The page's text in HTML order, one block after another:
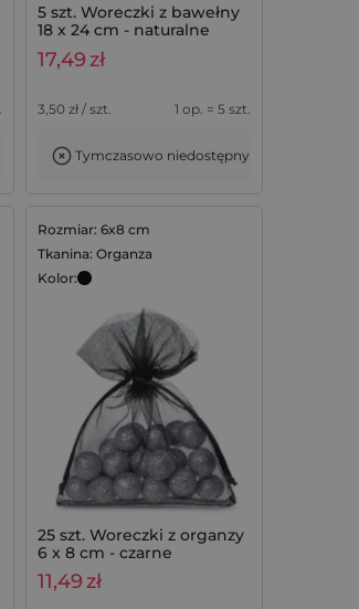
5 szt. Woreczki z bawełny
18 x 24 cm - naturalne
17,49zł
3,50 zł / szt. 1 op. = 5 szt.
Tymczasowo niedostępny
Rozmiar: 6x8 cm
Tkanina: Organza
Kolor:
25 szt. Woreczki z organzy
6 x 8 cm - czarne
11,49zł